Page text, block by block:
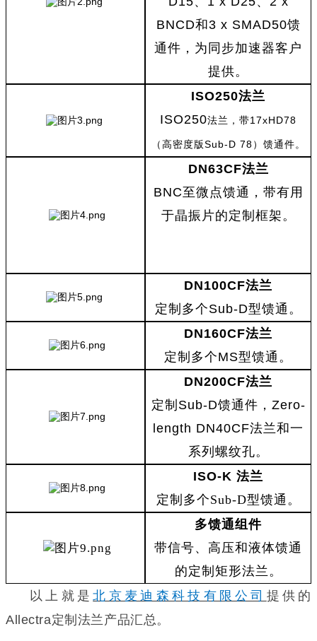
BNCD和3 x SMAD50馈
通件，为同步加速器客户
提供。
ISO250法兰
ISO250法兰，带17xHD78
（高密度版 Sub-D 78 ）馈通件。
DN63CF法兰
BNC至微点馈通，带有用
于晶振片的定制框架。
DN100CF法兰
定制多个Sub-D型馈通。
DN160CF法兰
定制多个MS型馈通。
DN200CF法兰
定制Sub-D馈通件，Zero-
length DN40CF法兰和一
系列螺纹孔。
ISO-K 法兰
定制多个Sub-D型馈通。
多馈通组件
带信号、高压和液体馈通
的定制矩形法兰。
以上就是北京麦迪森科技有限公司 提供的
Allectra定制法兰产品汇总。